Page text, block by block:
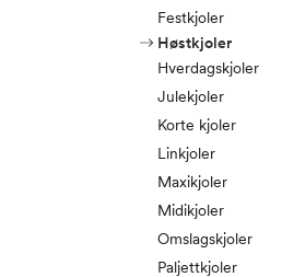
Festkjoler
Høstkjoler
Hverdagskjoler
Julekjoler
Korte kjoler
Linkjoler
Maxikjoler
Midikjoler
Omslagskjoler
Paljettkjoler